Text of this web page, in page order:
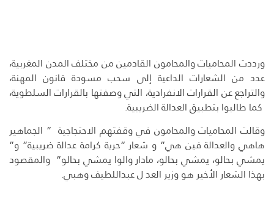
ورددت المحاميات والمحامون القادمين من مختلف المدن المغربية،
عدد من الشعارات الداعية إلى سحب مسودة قانون المهنة،
والتراجع عن القرارات الانفرادية، التي وصفتها بالقرارات السلطوية،
كما طالبوا بتطبيق العدالة الضريبية.
وقالت المحاميات والمحامون في وقفتهم الاحتجاجية ” الجماهير
هاهي والعدالة فين هي” و شعار “حرية كرامة عدالة ضريبية” و”
يمشي بحالو، يمشي بحالو، مادار والوا يمشي بحالو” والمقصود
بهذا الشعار الأخير هو وزير العد ل عبداللطيف وهبي.